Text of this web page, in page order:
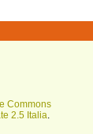
Commons
2.5 Italia.